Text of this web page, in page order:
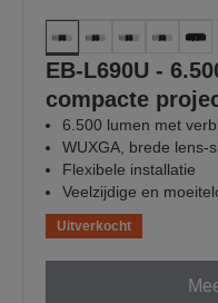
EB-L690U -
compacte
6.500 lumen met
WUXGA, brede lens-
Flexibele installatie
Veelzijdige en
Uitverkocht